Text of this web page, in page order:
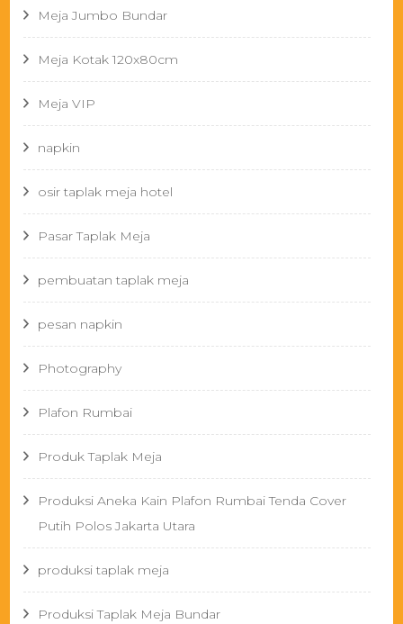
Meja Jumbo Bundar
Meja Kotak 120x80cm
Meja VIP
napkin
osir taplak meja hotel
Pasar Taplak Meja
pembuatan taplak meja
pesan napkin
Photography
Plafon Rumbai
Produk Taplak Meja
Produksi Aneka Kain Plafon Rumbai Tenda Cover
Putih Polos Jakarta Utara
produksi taplak meja
Produksi Taplak Meja Bundar